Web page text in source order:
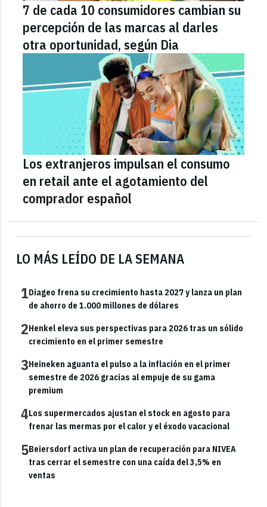
LO MÁS LEÍDO DE LA SEMANA
1Diageo frena su crecimiento hasta 2027 y lanza un plan
de ahorro de 1.000 millones de dólares
2Henkel eleva sus perspectivas para 2026 tras un sólido
crecimiento en el primer semestre
3Heineken aguanta el pulso a la inflación en el primer
semestre de 2026 gracias al empuje de su gama
premium
4Los supermercados ajustan el stock en agosto para
frenar las mermas por el calor y el éxodo vacacional
5Beiersdorf activa un plan de recuperación para NIVEA
tras cerrar el semestre con una caída del 3,5% en
ventas
7 de cada 10 consumidores cambian su
percepción de las marcas al darles
otra oportunidad, según Dia
Los extranjeros impulsan el consumo
en retail ante el agotamiento del
comprador español